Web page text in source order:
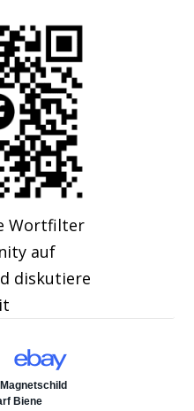
Wortfilter
auf
diskutiere